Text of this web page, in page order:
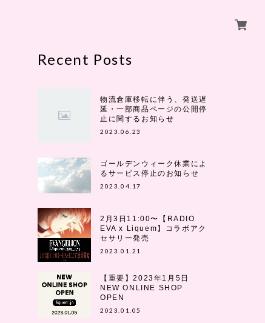
Recent Posts
物流倉庫移転に伴う、発送遅
延・一部商品ページの公開停
止に関するお知らせ
2023.06.23
ゴールデンウィーク休業によ
るサービス停止のお知らせ
2023.04.17
2月3日11:00〜【RADIO
EVA x Liquem】コラボアク
セサリー発売
2023.01.21
【重要】2023年1月5日
NEW ONLINE SHOP
OPEN
2023.01.05